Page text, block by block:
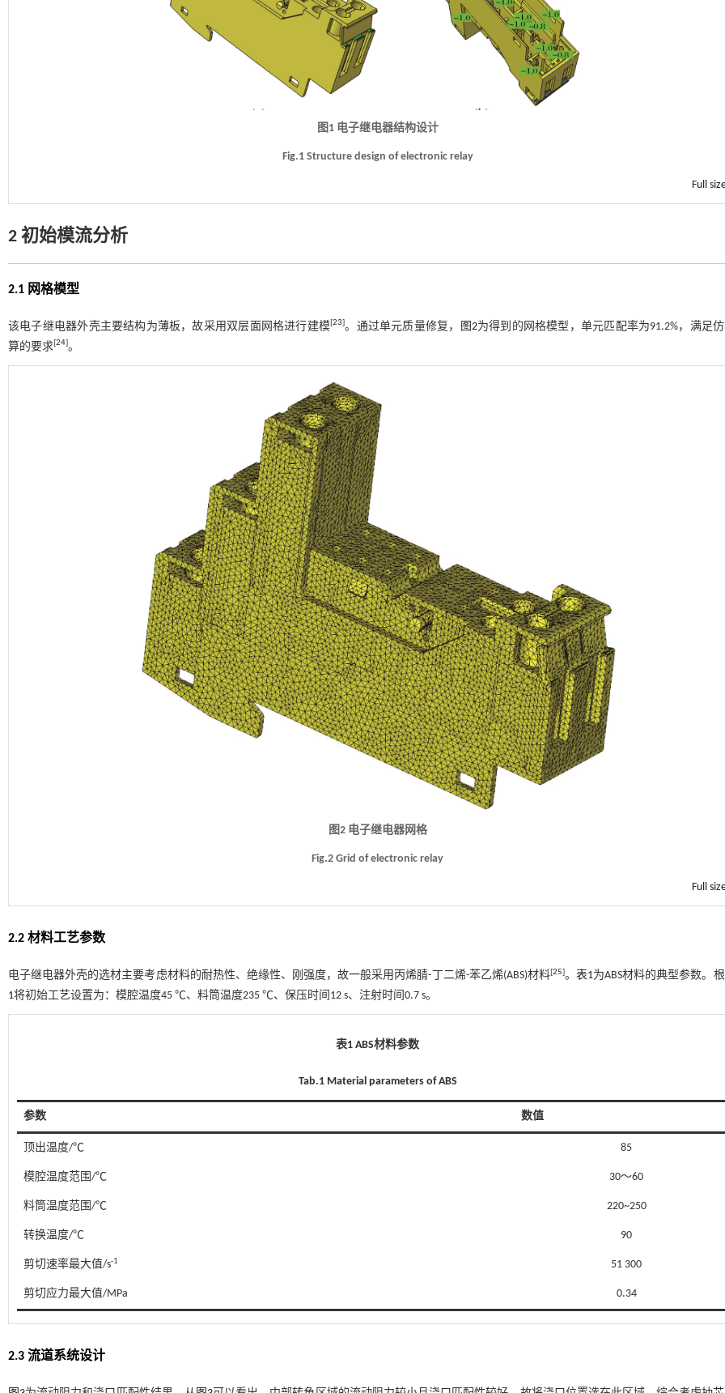
图1 电子继电器结构设计
Fig.1 Structure design of electronic relay
Full
2 初始模流分析
2.1 网格模型
该电子继电器外壳主要结构为薄板，故采用双层面网格进行建模 [23 。通过单元质量修复， 图2为得到的网格模型，单元匹配率为91.2%，满足
算的要求 24 。
图2 电子继电器网格
Fig.2 Grid of electronic relay
Full
2.2 材料工艺参数
电子继电器外壳的选材主要考虑材料的耐热性、绝缘性、刚强度，故一般采用丙烯腈-丁二烯-苯乙烯(ABS)材料[25]。表1为ABS材料的典型参数。
1将初始工艺设置为：模腔温度45 ℃、料筒温度235 ℃、保压时间12 s、注射时间0.7 s。
表1 ABS材料参数
Tab.1 Material parameters of ABS
参数 数值
顶出温度/℃ 85
模腔温度范围/℃ 30～60
料筒温度范围/℃ 220~250
转换温度/℃ 90
剪切速率最大值/s-1 51 300
剪切应力最大值/MPa 0.34
2.3 流道系统设计